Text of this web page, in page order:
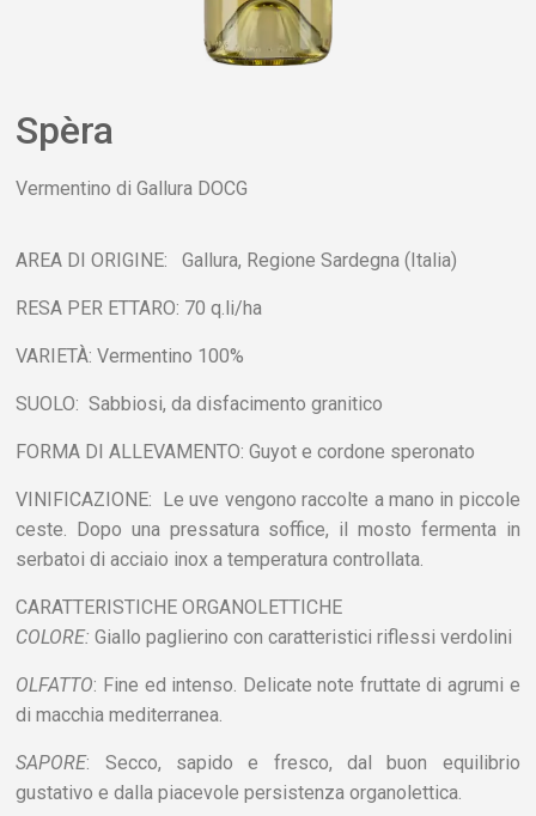
Spèra
Vermentino di Gallura DOCG
AREA DI ORIGINE: Gallura, Regione Sardegna (Italia)
RESA PER ETTARO: 70 q.li/ha
VARIETÀ: Vermentino 100%
SUOLO: Sabbiosi, da disfacimento granitico
FORMA DI ALLEVAMENTO: Guyot e cordone speronato
VINIFICAZIONE: Le uve vengono raccolte a mano in piccole
ceste. Dopo una pressatura soffice, il mosto fermenta in
serbatoi di acciaio inox a temperatura controllata.
CARATTERISTICHE ORGANOLETTICHE
COLORE: Giallo paglierino con caratteristici riflessi verdolini
OLFATTO: Fine ed intenso. Delicate note fruttate di agrumi e
di macchia mediterranea.
SAPORE: Secco, sapido e fresco, dal buon equilibrio
gustativo e dalla piacevole persistenza organolettica.